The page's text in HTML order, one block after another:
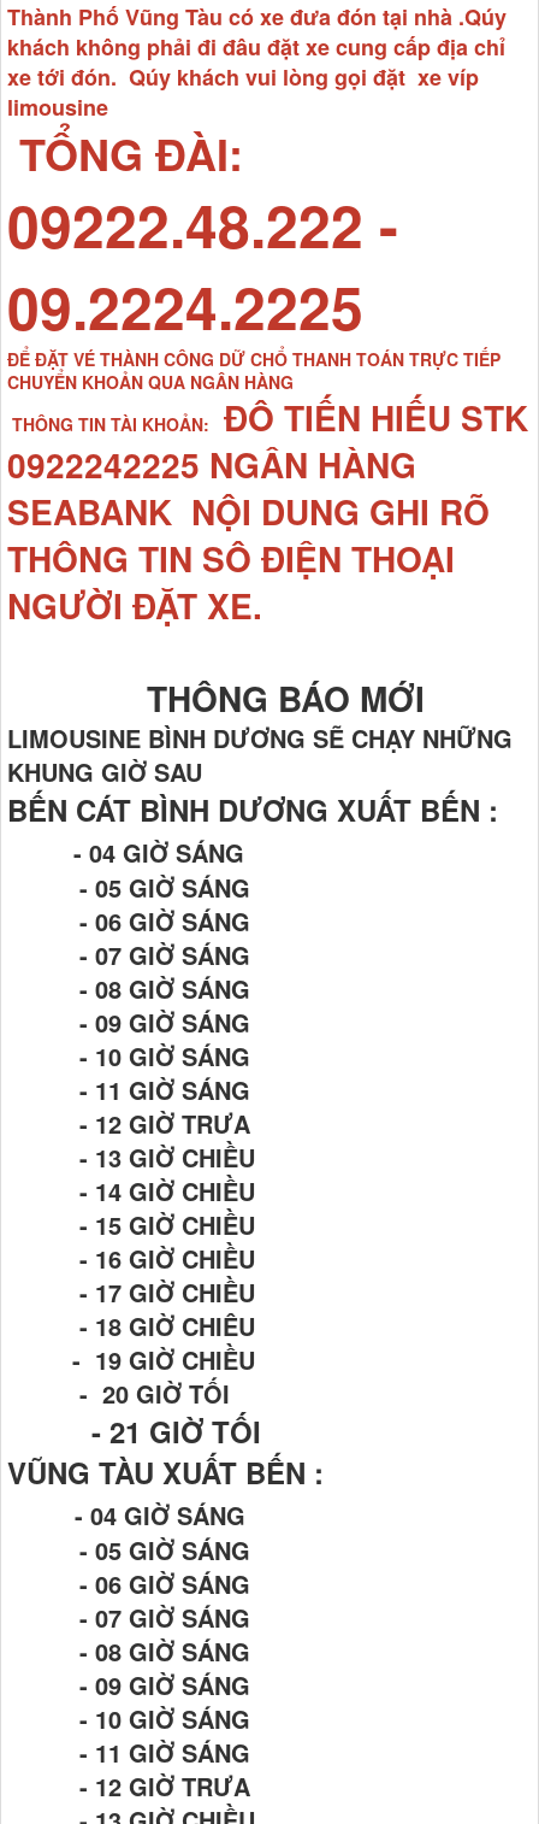
Thành Phố Vũng Tàu có xe đưa đón tại nhà .Qúy
khách không phải đi đâu đặt xe cung cấp địa chỉ
xe tới đón. Qúy khách vui lòng gọi đặt xe víp
limousine
TỔNG ĐÀI:
09222.48.222 -
09.2224.2225
ĐỂ ĐẶT VÉ THÀNH CÔNG DỮ CHỔ THANH TOÁN TRỰC TIẾP
CHUYỂN KHOẢN QUA NGÂN HÀNG
THÔNG TIN TÀI KHOẢN:
ĐÔ TIẾN HIẾU STK
0922242225 NGÂN HÀNG
SEABANK NỘI DUNG GHI RÕ
THÔNG TIN SÔ ĐIỆN THOẠI
NGƯỜI ĐẶT XE.
THÔNG BÁO MỚI
LIMOUSINE BÌNH DƯƠNG SẼ CHẠY NHỮNG
KHUNG GIỜ SAU
BẾN CÁT BÌNH DƯƠNG XUẤT BẾN :
- 04 GIỜ SÁNG
- 05 GIỜ SÁNG
- 06 GIỜ SÁNG
- 07 GIỜ SÁNG
- 08 GIỜ SÁNG
- 09 GIỜ SÁNG
- 10 GIỜ SÁNG
- 11 GIỜ SÁNG
- 12 GIỜ TRƯA
- 13 GIỜ CHIỀU
- 14 GIỜ CHIỀU
- 15 GIỜ CHIỀU
- 16 GIỜ CHIỀU
- 17 GIỜ CHIỀU
- 18 GIỜ CHIÊU
- 19 GIỜ CHIỀU
- 20 GIỜ TỐI
- 21 GIỜ TỐI
VŨNG TÀU XUẤT BẾN :
- 04 GIỜ SÁNG
- 05 GIỜ SÁNG
- 06 GIỜ SÁNG
- 07 GIỜ SÁNG
- 08 GIỜ SÁNG
- 09 GIỜ SÁNG
- 10 GIỜ SÁNG
- 11 GIỜ SÁNG
- 12 GIỜ TRƯA